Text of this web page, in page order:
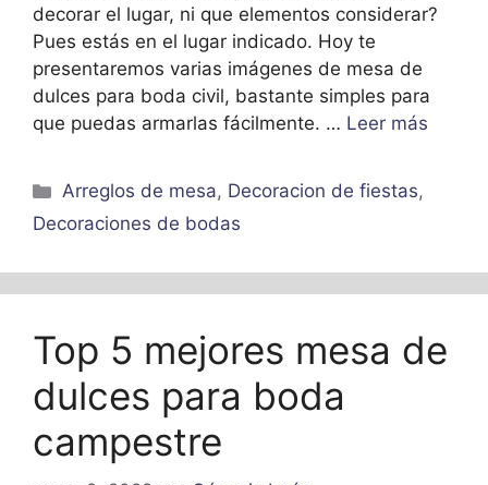
decorar el lugar, ni que elementos considerar?
Pues estás en el lugar indicado. Hoy te
presentaremos varias imágenes de mesa de
dulces para boda civil, bastante simples para
que puedas armarlas fácilmente. … Leer más
Categorías
Arreglos de mesa, Decoracion de fiestas,
Decoraciones de bodas
Top 5 mejores mesa de
dulces para boda
campestre